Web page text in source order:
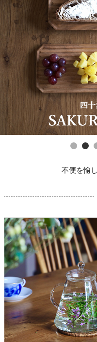
不便を愉